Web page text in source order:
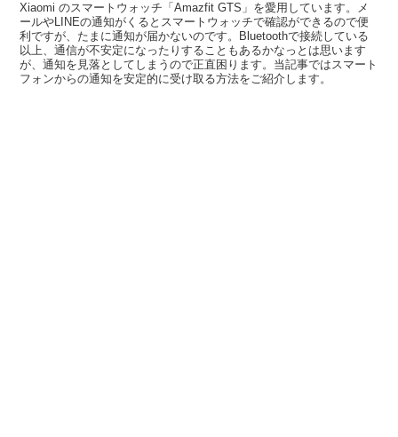
Xiaomi のスマートウォッチ「Amazfit GTS」を愛用しています。メ
ールやLINEの通知がくるとスマートウォッチで確認ができるので便
利ですが、たまに通知が届かないのです。Bluetoothで接続している
以上、通信が不安定になったりすることもあるかなっとは思います
が、通知を見落としてしまうので正直困ります。当記事ではスマート
フォンからの通知を安定的に受け取る方法をご紹介します。